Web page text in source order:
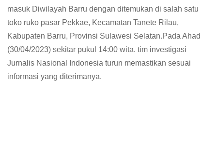
masuk Diwilayah Barru dengan ditemukan di salah satu
toko ruko pasar Pekkae, Kecamatan Tanete Rilau,
Kabupaten Barru, Provinsi Sulawesi Selatan.Pada Ahad
(30/04/2023) sekitar pukul 14:00 wita. tim investigasi
Jurnalis Nasional Indonesia turun memastikan sesuai
informasi yang diterimanya.